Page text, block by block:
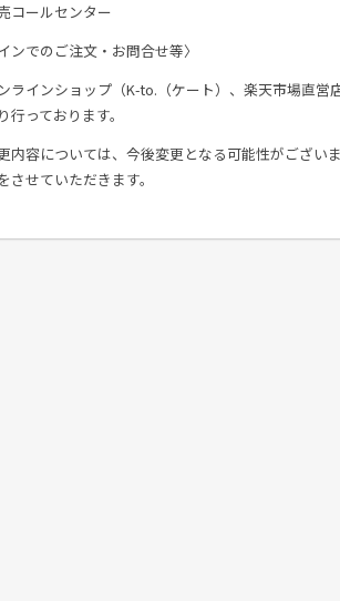
コールセンター
ンでのご注文・お問合せ等〉
ラインショップ（K-to.（ケート）、楽天市場直
行っております。
内容については、今後変更となる可能性がござい
させていただきます。